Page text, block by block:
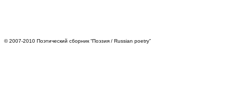
© 2007-2010 Поэтический сборник “Поэзия / Russian poetry”